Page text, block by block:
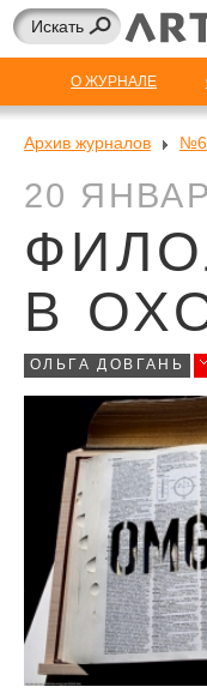
О ЖУРНАЛЕ
Архив журналов
20
В
ОЛЬГА ДОВГАНЬ